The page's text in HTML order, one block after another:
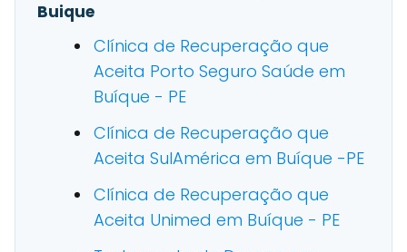
Buique
Clínica de Recuperação que
Aceita Porto Seguro Saúde em
Buíque - PE
Clínica de Recuperação que
Aceita SulAmérica em Buíque -PE
Clínica de Recuperação que
Aceita Unimed em Buíque - PE